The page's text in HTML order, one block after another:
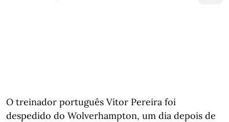
O treinador português Vítor Pereira foi
despedido do Wolverhampton, um dia depois de